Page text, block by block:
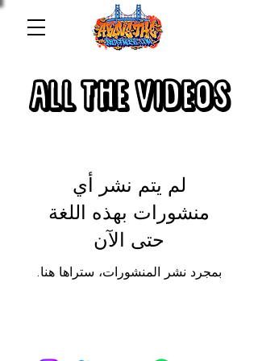
ALL THE VIDEOS
لم يتم نشر أي
منشورات بهذه اللغة
حتى الآن
بمجرد نشر المنشورات، ستراها هنا.